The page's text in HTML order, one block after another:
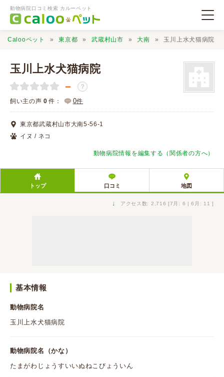
動物病院口コミ検索 カルーペット
動物病院検索
口コミ検索
口コミ投稿
Calooペット 東京都 武蔵村山市 大南 玉川上水犬猫病院
玉川上水犬猫病院
－ ？
飼い主の声 0 件： 0件
東京都武蔵村山市大南5-56-1
イヌ / ネコ
動物病院情報を編集する（関係者の方へ）
トップ 口コミ 地図
↓ アクセス数: 2,716 [7月: 6 | 6月: 11 ]
基本情報
動物病院名
玉川上水犬猫病院
動物病院名（かな）
たまがわじょうすいいぬねこびょういん